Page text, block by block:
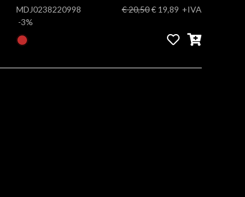
MDJ0238220998
-3%
€ 20,50€ 19,89 +IVA